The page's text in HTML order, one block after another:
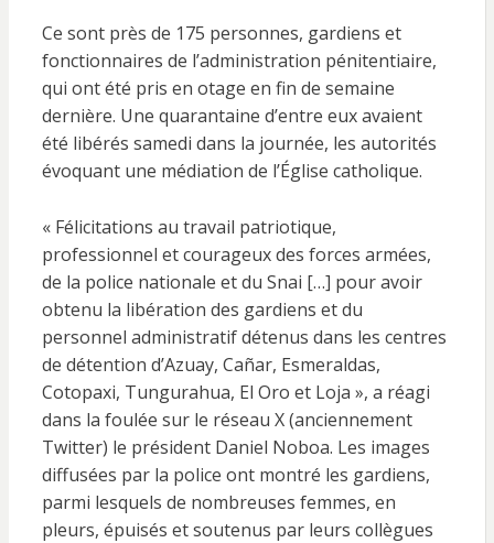
Ce sont près de 175 personnes, gardiens et
fonctionnaires de l’administration pénitentiaire,
qui ont été pris en otage en fin de semaine
dernière. Une quarantaine d’entre eux avaient
été libérés samedi dans la journée, les autorités
évoquant une médiation de l’Église catholique.
« Félicitations au travail patriotique,
professionnel et courageux des forces armées,
de la police nationale et du Snai […] pour avoir
obtenu la libération des gardiens et du
personnel administratif détenus dans les centres
de détention d’Azuay, Cañar, Esmeraldas,
Cotopaxi, Tungurahua, El Oro et Loja », a réagi
dans la foulée sur le réseau X (anciennement
Twitter) le président Daniel Noboa. Les images
diffusées par la police ont montré les gardiens,
parmi lesquels de nombreuses femmes, en
pleurs, épuisés et soutenus par leurs collègues